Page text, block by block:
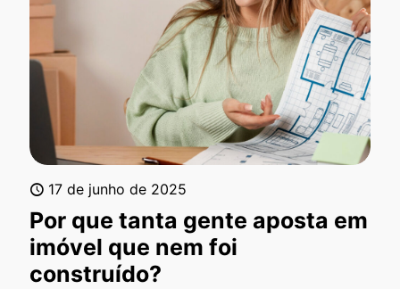
17 de junho de 2025
Por que tanta gente aposta em
imóvel que nem foi
construído?